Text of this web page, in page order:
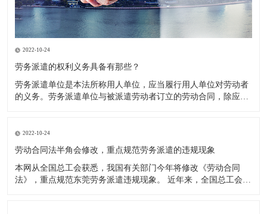
2022-10-24
劳务派遣的权利义务具备有那些？
劳务派遣单位是本法所称用人单位，应当履行用人单位对劳动者
的义务。劳务派遣单位与被派遣劳动者订立的劳动合同，除应当
下三个方面： 1．劳务派遣单位要与被派遣劳动者订立书面劳动
合同。
2022-10-24
劳动合同法半角会修改，重点规范劳务派遣的违规现象
本网从全国总工会获悉，我国有关部门今年将修改《劳动合同
法》，重点规范东莞劳务派遣违规现象。 近年来，全国总工会通